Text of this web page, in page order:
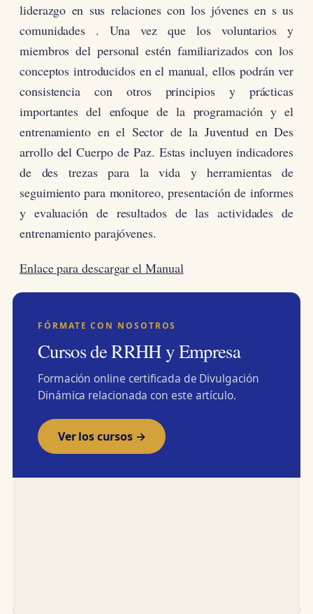
liderazgo en sus relaciones con los jóvenes en s us
comunidades . Una vez que los voluntarios y
miembros del personal estén familiarizados con los
conceptos introducidos en el manual, ellos podrán ver
consistencia con otros principios y prácticas
importantes del enfoque de la programación y el
entrenamiento en el Sector de la Juventud en Des
arrollo del Cuerpo de Paz. Estas incluyen indicadores
de des trezas para la vida y herramientas de
seguimiento para monitoreo, presentación de informes
y evaluación de resultados de las actividades de
entrenamiento parajóvenes.
Enlace para descargar el Manual
FÓRMATE CON NOSOTROS
Cursos de RRHH y Empresa
Formación online certificada de Divulgación
Dinámica relacionada con este artículo.
Ver los cursos →